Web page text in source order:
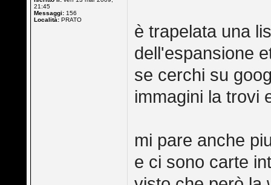
21:45
Messaggi: 156
Località: PRATO
è trapelata una
dell'espansione
se cerchi su
immagini la trovi
mi pare anche
e ci sono carte